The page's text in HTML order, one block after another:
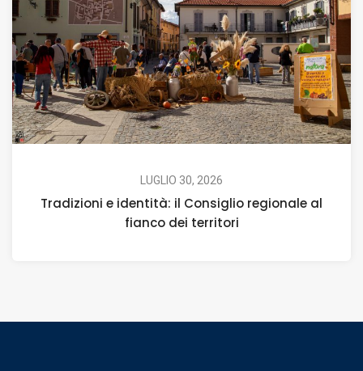
LUGLIO 30, 2026
Tradizioni e identità: il Consiglio regionale al
fianco dei territori